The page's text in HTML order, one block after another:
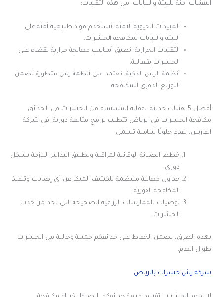
التقنيات آمنة للبيئة والنباتات. من هذه التقنيات:
المبيدات الحيوية الآمنة: نستخدم مواد طبيعية آمنة على
البيئة والنباتات لمكافحة الحشرات.
التقنيات الحرارية: نطبق أساليب معالجة حرارية لقضاء على
الحشرات بفعالية.
أنظمة الرش الذكية: نعتمد على أنظمة رش متطورة تضمن
التوزيع الدقيق للمكافحة.
أفضل 5 تقنيات حديثة الوقاية المستمرة من الحشرات في الحدائق
مكافحة الحشرات في الرياض تتطلب برامج متابعة دورية. في شركة
الفارس، نقدم حلولًا شاملة تشمل:
خطط الصيانة الوقائية لمراقبة وتطبيق التدابير اللازمة بشكل
دوري.
جداول معاينة منتظمة للكشف المبكر عن أي إصابات وتنفيذ
المكافحة الفورية.
توصيات للممارسات الزراعية الصحيحة التي تحد من جذب
الحشرات.
بهذه الطرق، نضمن الحفاظ على حدائقكم جميلة وخالية من الحشرات
طوال العام.
شركة رش حشرات بالرياض